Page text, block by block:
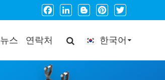
Facebook
LinkedInBloggerPinterestTwitter
뉴스 연락처 한국어